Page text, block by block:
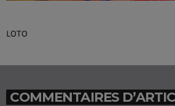
LOTO
COMMENTAIRES